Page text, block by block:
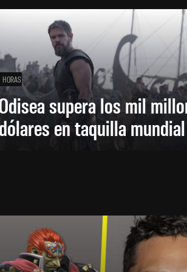
HORAS
supera los mil
en taquilla mundial